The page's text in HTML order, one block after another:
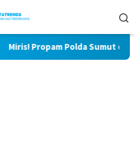
Miris! Propam Polda Sumut dan